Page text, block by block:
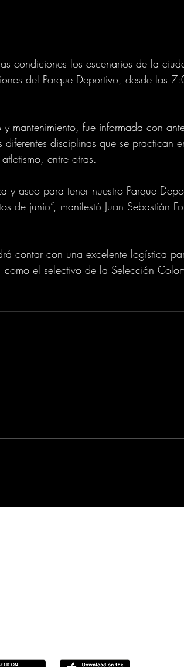
condiciones los escenarios de la
del Parque Deportivo, desde las
mantenimiento, fue informada con
disciplinas que se practican
entre otras.
y aseo para tener nuestro Parque
de junio”, manifestó Juan Sebastián
contar con una excelente logística
como el selectivo de la Selección